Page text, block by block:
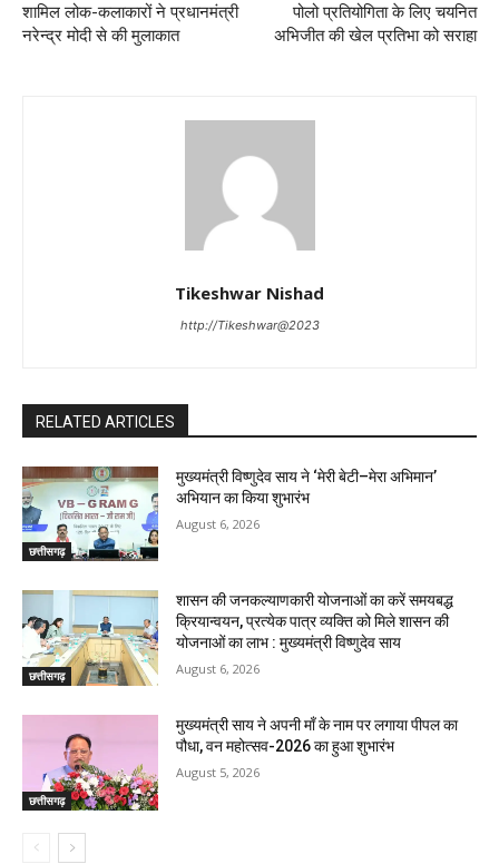
शामिल लोक-कलाकारों ने प्रधानमंत्री
नरेन्द्र मोदी से की मुलाकात
पोलो प्रतियोगिता के लिए चयनित
अभिजीत की खेल प्रतिभा को सराहा
Tikeshwar Nishad
http://Tikeshwar@2023
RELATED ARTICLES
छत्तीसगढ़
मुख्यमंत्री विष्णुदेव साय ने ‘मेरी बेटी–मेरा अभिमान’
अभियान का किया शुभारंभ
August 6, 2026
छत्तीसगढ़
शासन की जनकल्याणकारी योजनाओं का करें समयबद्ध
क्रियान्वयन, प्रत्येक पात्र व्यक्ति को मिले शासन की
योजनाओं का लाभ : मुख्यमंत्री विष्णुदेव साय
August 6, 2026
छत्तीसगढ़
मुख्यमंत्री साय ने अपनी माँ के नाम पर लगाया पीपल का
पौधा, वन महोत्सव-2026 का हुआ शुभारंभ
August 5, 2026